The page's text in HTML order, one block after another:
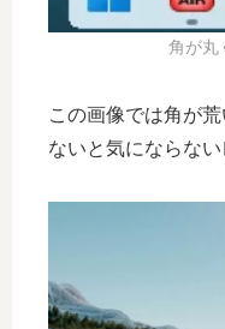
角が丸
この画像では角が
ないと気にならない